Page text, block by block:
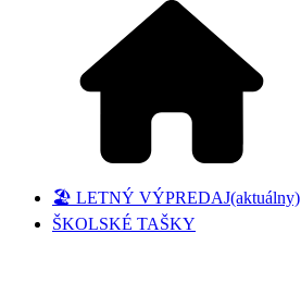
🏖️ LETNÝ VÝPREDAJ(aktuálny)
ŠKOLSKÉ TAŠKY